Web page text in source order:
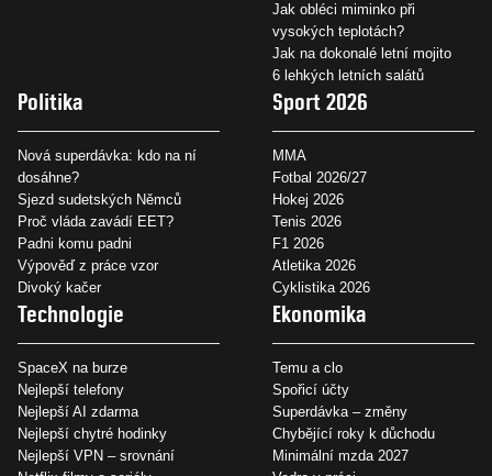
Jak obléci miminko při
vysokých teplotách?
Jak na dokonalé letní mojito
6 lehkých letních salátů
Politika
Nová superdávka: kdo na ní
dosáhne?
Sjezd sudetských Němců
Proč vláda zavádí EET?
Padni komu padni
Výpověď z práce vzor
Divoký kačer
Sport 2026
MMA
Fotbal 2026/27
Hokej 2026
Tenis 2026
F1 2026
Atletika 2026
Cyklistika 2026
Technologie
SpaceX na burze
Nejlepší telefony
Nejlepší AI zdarma
Nejlepší chytré hodinky
Nejlepší VPN – srovnání
Ekonomika
Temu a clo
Spořicí účty
Superdávka – změny
Chybějící roky k důchodu
Minimální mzda 2027